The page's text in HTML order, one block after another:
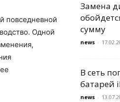
повседневной
Одной
Замена
сумму
news -
В сеть
батарей
news -